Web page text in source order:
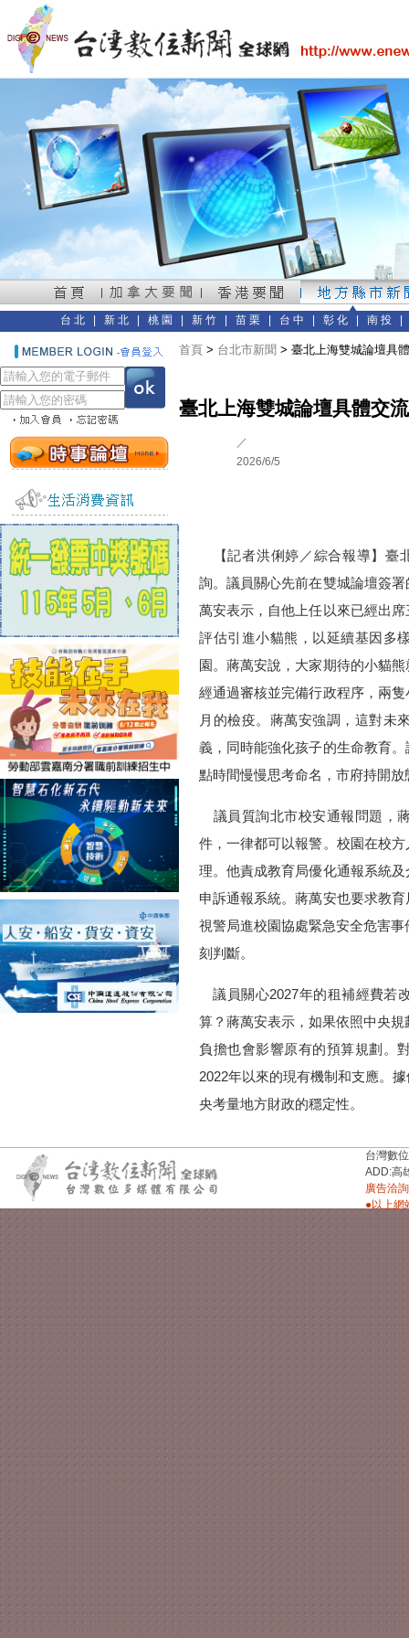
台北 新北 桃園 新竹 苗栗 台中 彰化 南投
首頁 > 台北市新聞 > 臺北上海雙城論壇具
臺北上海雙城論壇具體交
／
2026/6/5
【記者洪俐婷／綜合報導】臺
詢。議員關心先前在雙城論壇簽
萬安表示，自他上任以來已經出
評估引進小貓熊，以延續基因多
園。蔣萬安說，大家期待的小貓
經通過審核並完備行政程序，兩
月的檢疫。蔣萬安強調，這對未
義，同時能強化孩子的生命教育
點時間慢慢思考命名，市府持開
議員質詢北市校安通報問題，
件，一律都可以報警。校園在校
理。他責成教育局優化通報系統
申訴通報系統。蔣萬安也要求教
視警局進校園協處緊急安全危害
刻判斷。
議員關心2027年的租補經費若
算？蔣萬安表示，如果依照中央
負擔也會影響原有的預算規劃。
2022年以來的現有機制和支應。
央考量地方財政的穩定性。
台灣數
ADD:高
廣告洽
●以上網